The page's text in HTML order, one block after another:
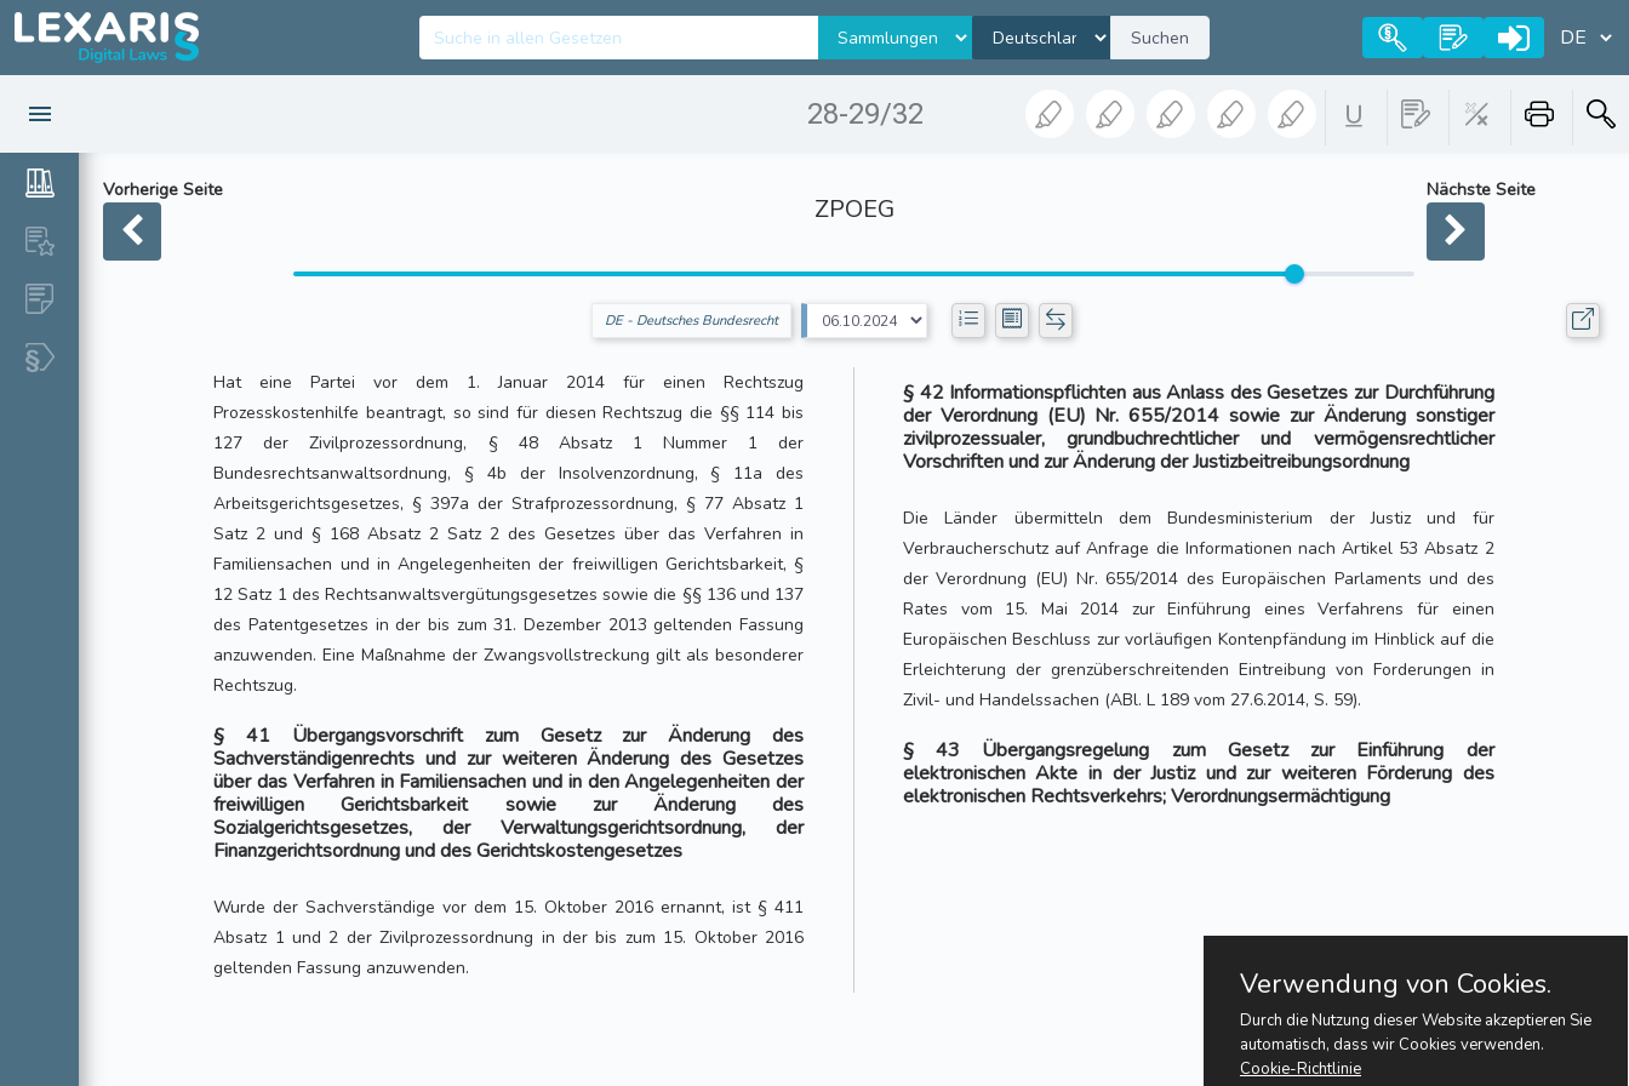
Suchen
28-29/32
Vorherige Seite
ZPOEG
Nächste Seite
DE - Deutsches Bundesrecht
Hat eine Partei vor dem 1. Januar 2014 für einen Rechtszug
Prozesskostenhilfe beantragt, so sind für diesen Rechtszug die §§ 114 bis
127 der Zivilprozessordnung, § 48 Absatz 1 Nummer 1 der
Bundesrechtsanwaltsordnung, § 4b der Insolvenzordnung, § 11a des
Arbeitsgerichtsgesetzes, § 397a der Strafprozessordnung, § 77 Absatz 1
Satz 2 und § 168 Absatz 2 Satz 2 des Gesetzes über das Verfahren in
Familiensachen und in Angelegenheiten der freiwilligen Gerichtsbarkeit, §
12 Satz 1 des Rechtsanwaltsvergütungsgesetzes sowie die §§ 136 und 137
des Patentgesetzes in der bis zum 31. Dezember 2013 geltenden Fassung
anzuwenden. Eine Maßnahme der Zwangsvollstreckung gilt als besonderer
Rechtszug.
§ 41 Übergangsvorschrift zum Gesetz zur Änderung des
Sachverständigenrechts und zur weiteren Änderung des Gesetzes
über das Verfahren in Familiensachen und in den Angelegenheiten der
freiwilligen Gerichtsbarkeit sowie zur Änderung des
Sozialgerichtsgesetzes, der Verwaltungsgerichtsordnung, der
Finanzgerichtsordnung und des Gerichtskostengesetzes
Wurde der Sachverständige vor dem 15. Oktober 2016 ernannt, ist § 411
Absatz 1 und 2 der Zivilprozessordnung in der bis zum 15. Oktober 2016
geltenden Fassung anzuwenden.
§ 42 Informationspflichten aus Anlass des Gesetzes zur Durchführung
der Verordnung (EU) Nr. 655/2014 sowie zur Änderung sonstiger
zivilprozessualer, grundbuchrechtlicher und vermögensrechtlicher
Vorschriften und zur Änderung der Justizbeitreibungsordnung
Die Länder übermitteln dem Bundesministerium der Justiz und für
Verbraucherschutz auf Anfrage die Informationen nach Artikel 53 Absatz 2
der Verordnung (EU) Nr. 655/2014 des Europäischen Parlaments und des
Rates vom 15. Mai 2014 zur Einführung eines Verfahrens für einen
Europäischen Beschluss zur vorläufigen Kontenpfändung im Hinblick auf die
Erleichterung der grenzüberschreitenden Eintreibung von Forderungen in
Zivil- und Handelssachen (ABl. L 189 vom 27.6.2014, S. 59).
§ 43 Übergangsregelung zum Gesetz zur Einführung der
elektronischen Akte in der Justiz und zur weiteren Förderung des
elektronischen Rechtsverkehrs; Verordnungsermächtigung
Verwendung von Cookies.
Durch die Nutzung dieser Website akzeptieren Sie
automatisch, dass wir Cookies verwenden.
Cookie-Richtlinie